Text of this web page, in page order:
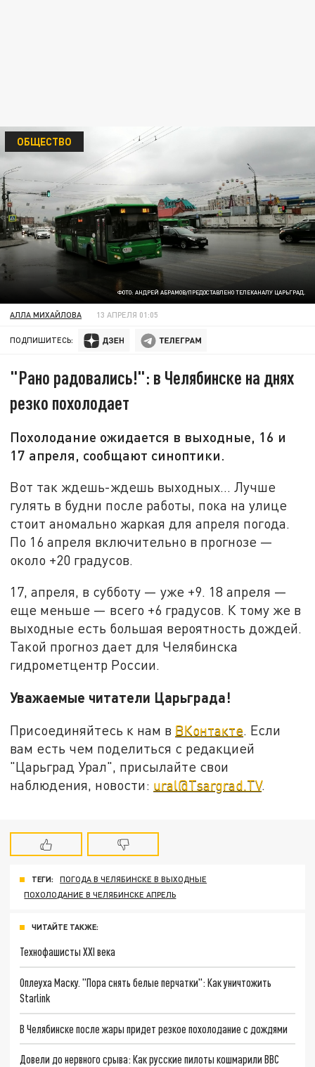
ФОТО: АНДРЕЙ АБРАМОВ/ПРЕДОСТАВЛЕНО ТЕЛЕКАНАЛУ ЦАРЬГРАД.
ОБЩЕСТВО
АЛЛА МИХАЙЛОВА 13 АПРЕЛЯ 01:05
ПОДПИШИТЕСЬ:
"Рано радовались!": в Челябинске на днях
резко похолодает
Похолодание ожидается в выходные, 16 и
17 апреля, сообщают синоптики.
Вот так ждешь-ждешь выходных… Лучше
гулять в будни после работы, пока на улице
стоит аномально жаркая для апреля погода.
По 16 апреля включительно в прогнозе —
около +20 градусов.
17, апреля, в субботу — уже +9. 18 апреля —
еще меньше — всего +6 градусов. К тому же в
выходные есть большая вероятность дождей.
Такой прогноз дает для Челябинска
гидрометцентр России.
Уважаемые читатели Царьграда!
Присоединяйтесь к нам в ВКонтакте. Если
вам есть чем поделиться с редакцией
"Царьград Урал", присылайте свои
наблюдения, новости: ural@Tsargrad.TV.
ТЕГИ:
ПОГОДА В ЧЕЛЯБИНСКЕ В ВЫХОДНЫЕ
ПОХОЛОДАНИЕ В ЧЕЛЯБИНСКЕ АПРЕЛЬ
ЧИТАЙТЕ ТАКЖЕ:
Технофашисты XXI века
Оплеуха Маску. "Пора снять белые перчатки": Как уничтожить
Starlink
В Челябинске после жары придет резкое похолодание с дождями
Довели до нервного срыва: Как русские пилоты кошмарили ВВС